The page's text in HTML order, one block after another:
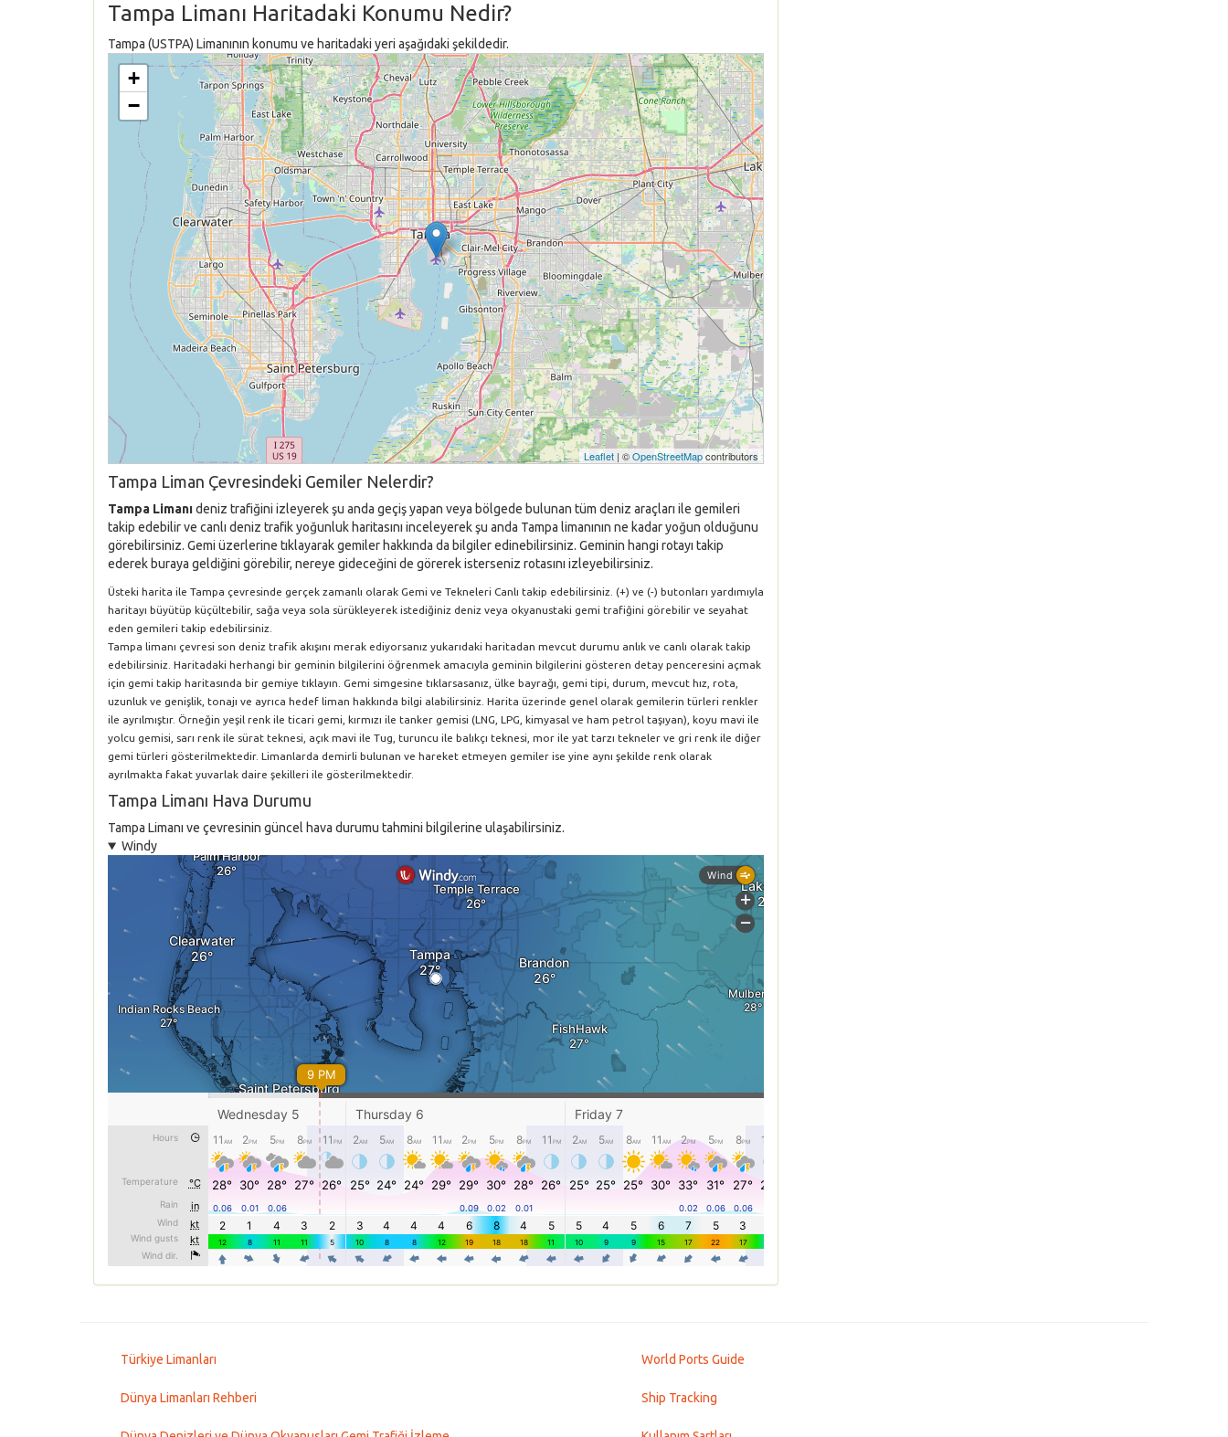
Tampa Limanı Haritadaki Konumu Nedir?
Tampa (USTPA) Limanının konumu ve haritadaki yeri aşağıdaki şekildedir.
+
−
Leaflet | ©OpenStreetMapcontributors
Tampa Liman Çevresindeki Gemiler Nelerdir?
Tampa Limanıdeniz trafiğini izleyerek şu anda geçiş yapan veya bölgede bulunan tüm deniz araçları ile gemileri
takip edebilir ve canlı deniz trafik yoğunluk haritasını inceleyerek şu anda Tampa limanının ne kadar yoğun olduğunu
görebilirsiniz. Gemi üzerlerine tıklayarak gemiler hakkında da bilgiler edinebilirsiniz. Geminin hangi rotayı takip
ederek buraya geldiğini görebilir, nereye gideceğini de görerek isterseniz rotasını izleyebilirsiniz.
Üsteki harita ile Tampa çevresinde gerçek zamanlı olarak Gemi ve Tekneleri Canlı takip edebilirsiniz. (+) ve (-) butonları yardımıyla
haritayı büyütüp küçültebilir, sağa veya sola sürükleyerek istediğiniz deniz veya okyanustaki gemi trafiğini görebilir ve seyahat
eden gemileri takip edebilirsiniz.
Tampa limanı çevresi son deniz trafik akışını merak ediyorsanız yukarıdaki haritadan mevcut durumu anlık ve canlı olarak takip
edebilirsiniz. Haritadaki herhangi bir geminin bilgilerini öğrenmek amacıyla geminin bilgilerini gösteren detay penceresini açmak
için gemi takip haritasında bir gemiye tıklayın. Gemi simgesine tıklarsasanız, ülke bayrağı, gemi tipi, durum, mevcut hız, rota,
uzunluk ve genişlik, tonajı ve ayrıca hedef liman hakkında bilgi alabilirsiniz. Harita üzerinde genel olarak gemilerin türleri renkler
ile ayrılmıştır. Örneğin yeşil renk ile ticari gemi, kırmızı ile tanker gemisi (LNG, LPG, kimyasal ve ham petrol taşıyan), koyu mavi ile
yolcu gemisi, sarı renk ile sürat teknesi, açık mavi ile Tug, turuncu ile balıkçı teknesi, mor ile yat tarzı tekneler ve gri renk ile diğer
gemi türleri gösterilmektedir. Limanlarda demirli bulunan ve hareket etmeyen gemiler ise yine aynı şekilde renk olarak
ayrılmakta fakat yuvarlak daire şekilleri ile gösterilmektedir.
Tampa Limanı Hava Durumu
Tampa Limanı ve çevresinin güncel hava durumu tahmini bilgilerine ulaşabilirsiniz.
Windy
Türkiye Limanları
Dünya Limanları Rehberi
World Ports Guide
Ship Tracking